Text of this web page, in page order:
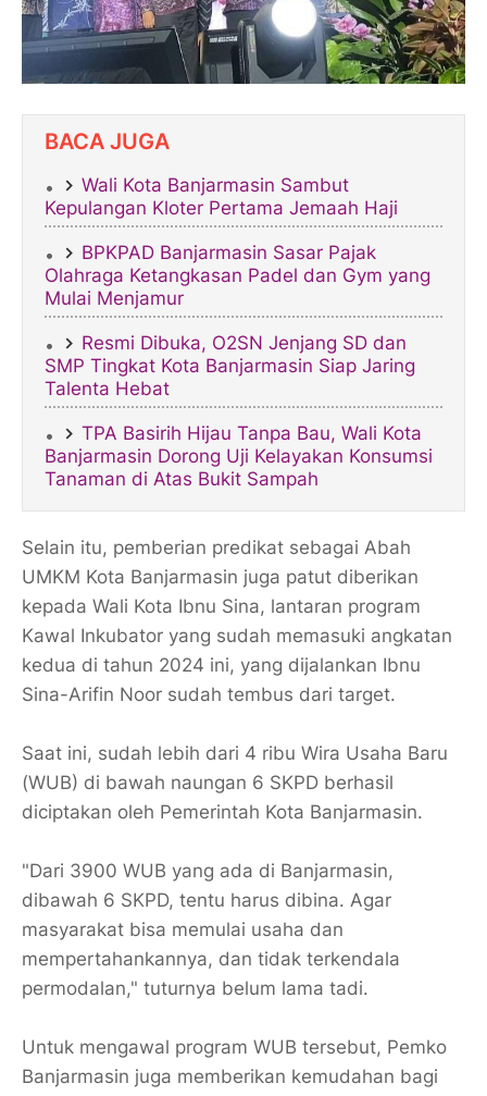
BACA JUGA
Wali Kota Banjarmasin Sambut
Kepulangan Kloter Pertama Jemaah Haji​
BPKPAD Banjarmasin Sasar Pajak
Olahraga Ketangkasan Padel dan Gym yang
Mulai Menjamur
Resmi Dibuka, O2SN Jenjang SD dan
SMP Tingkat Kota Banjarmasin Siap Jaring
Talenta Hebat
TPA Basirih Hijau Tanpa Bau, Wali Kota
Banjarmasin Dorong Uji Kelayakan Konsumsi
Tanaman di Atas Bukit Sampah
Selain itu, pemberian predikat sebagai Abah
UMKM Kota Banjarmasin juga patut diberikan
kepada Wali Kota Ibnu Sina, lantaran program
Kawal Inkubator yang sudah memasuki angkatan
kedua di tahun 2024 ini, yang dijalankan Ibnu
Sina-Arifin Noor sudah tembus dari target.
Saat ini, sudah lebih dari 4 ribu Wira Usaha Baru
(WUB) di bawah naungan 6 SKPD berhasil
diciptakan oleh Pemerintah Kota Banjarmasin.
"Dari 3900 WUB yang ada di Banjarmasin,
dibawah 6 SKPD, tentu harus dibina. Agar
masyarakat bisa memulai usaha dan
mempertahankannya, dan tidak terkendala
permodalan," tuturnya belum lama tadi.
Untuk mengawal program WUB tersebut, Pemko
Banjarmasin juga memberikan kemudahan bagi